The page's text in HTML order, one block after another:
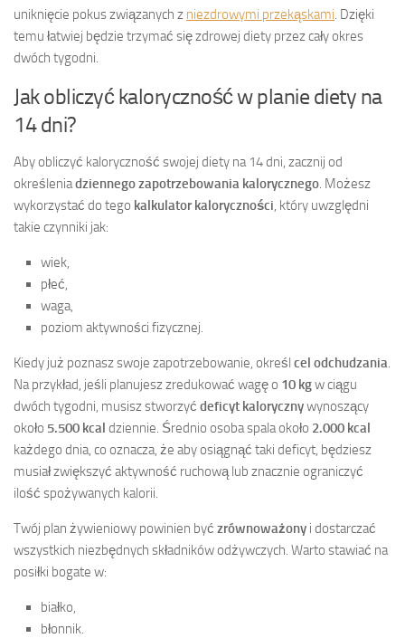
uniknięcie pokus związanych z niezdrowymi przekąskami . Dzięki
temu łatwiej będzie trzymać się zdrowej diety przez cały okres
dwóch tygodni.
Jak obliczyć kaloryczność w planie diety na
14 dni?
Aby obliczyć kaloryczność swojej diety na 14 dni, zacznij od
określeniadziennego zapotrzebowania kalorycznego . Możesz
wykorzystać do tego kalkulator kaloryczności , który uwzględni
takie czynniki jak:
wiek,
płeć,
waga,
poziom aktywności fizycznej.
Kiedy już poznasz swoje zapotrzebowanie, określ cel odchudzania
Na przykład, jeśli planujesz zredukować wagę o 10 kgw ciągu
dwóch tygodni, musisz stworzyć deficyt kalorycznywynoszący
około 5.500 kcal dziennie. Średnio osoba spala około 2.000 kcal
każdego dnia, co oznacza, że aby osiągnąć taki deficyt, będziesz
musiał zwiększyć aktywność ruchową lub znacznie ograniczyć
ilość spożywanych kalorii.
Twój plan żywieniowy powinien być zrównoważony i dostarczać
wszystkich niezbędnych składników odżywczych. Warto stawiać na
posiłki bogate w:
białko,
błonnik.